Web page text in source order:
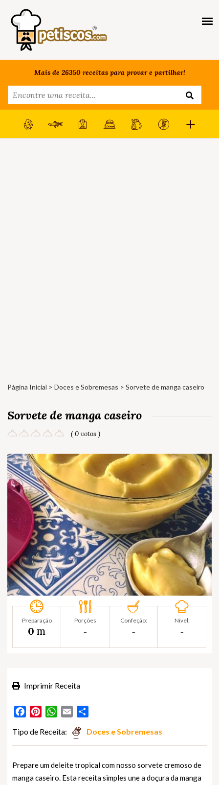
Mais de 26350 receitas para provar e partilhar!
Página Inicial > Doces e Sobremesas > Sorvete de manga caseiro
Sorvete de manga caseiro
( 0 votos )
Preparação
0 m
Porções
‐
Confeção:
‐
Nível:
‐
Imprimir Receita
FacebookPinterestWhatsApp
Email
Tipo de Receita: Doces e Sobremesas
Prepare um deleite tropical com nosso sorvete cremoso de
manga caseiro. Esta receita simples une a doçura da manga